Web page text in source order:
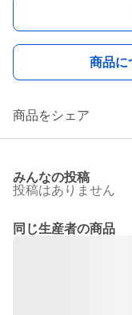
商品に
商品をシェア
みんなの投稿
投稿はありません
同じ生産者の商品